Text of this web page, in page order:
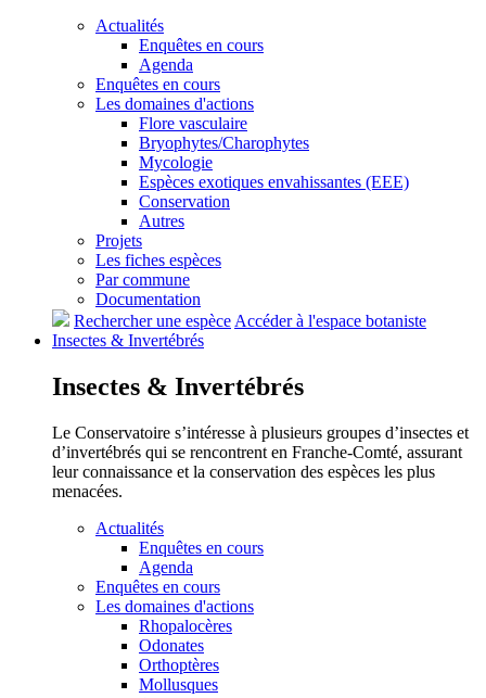
Actualités
Enquêtes en cours
Agenda
Enquêtes en cours
Les domaines d'actions
Flore vasculaire
Bryophytes/Charophytes
Mycologie
Espèces exotiques envahissantes (EEE)
Conservation
Autres
Projets
Les fiches espèces
Par commune
Documentation
Rechercher une espèceAccéder à l'espace botaniste
Insectes & Invertébrés
Insectes & Invertébrés
Le Conservatoire s’intéresse à plusieurs groupes d’insectes et
d’invertébrés qui se rencontrent en Franche-Comté, assurant
leur connaissance et la conservation des espèces les plus
menacées.
Actualités
Enquêtes en cours
Agenda
Enquêtes en cours
Les domaines d'actions
Rhopalocères
Odonates
Orthoptères
Mollusques